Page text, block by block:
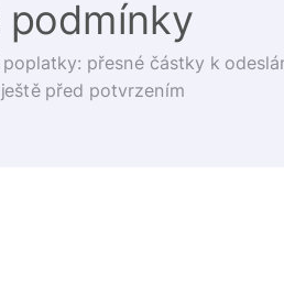
podmínky
přesné částky k
před potvrzením